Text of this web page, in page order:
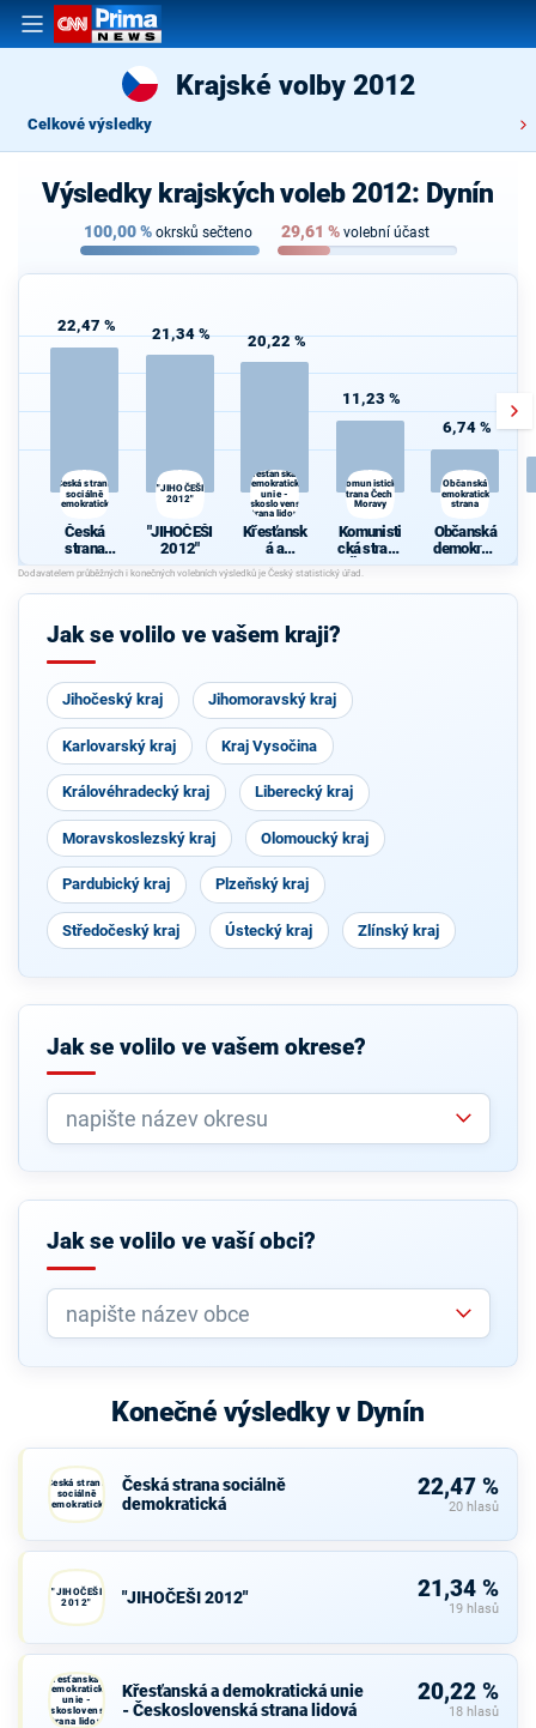
Krajské volby 2012
Celkové výsledky
Výsledky krajských voleb 2012: Dynín
100,00% okrsků sečteno 29,61 % volební účast
22,47 %
Česká strana
sociálně
demokratická
Česká
strana
sociálně
demokrati
cká
21,34 %
"JIHOČEŠI
2012"
"JIHOČEŠI
2012"
20,22 %
Křesťanská a
demokratická
unie -
Československá
strana lidová
Křesťansk
á a
demokrati
cká unie -
Českoslov
strana
11,23 %
Komunistická
strana Čech a
Moravy
Komunisti
cká strana
Čech a
Moravy
6,74 %
Občanská
demokratická
strana
Občanská
demokrati
cká strana
Jak se volilo ve vašem kraji?
Jihočeský kraj Jihomoravský kraj
Karlovarský kraj Kraj Vysočina
Královéhradecký kraj Liberecký kraj
Moravskoslezský kraj Olomoucký kraj
Pardubický kraj Plzeňský kraj
Středočeský kraj Ústecký kraj Zlínský kraj
Jak se volilo ve vašem okrese?
Jak se volilo ve vaší obci?
Konečné výsledky v Dynín
Česká strana
sociálně
demokratická
Česká strana sociálně
demokratická
22,47 %
20 hlasů
"JIHOČEŠI
2012"
"JIHOČEŠI 2012" 21,34 %
19 hlasů
Křesťanská a
demokratická
unie -
Československá
strana lidová
Křesťanská a demokratická unie
- Československá strana lidová
20,22 %
18 hlasů